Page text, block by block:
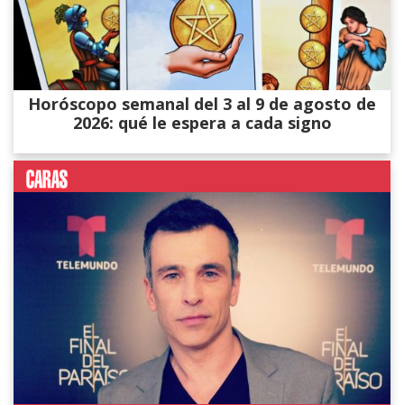
Horóscopo semanal del 3 al 9 de agosto de
2026: qué le espera a cada signo